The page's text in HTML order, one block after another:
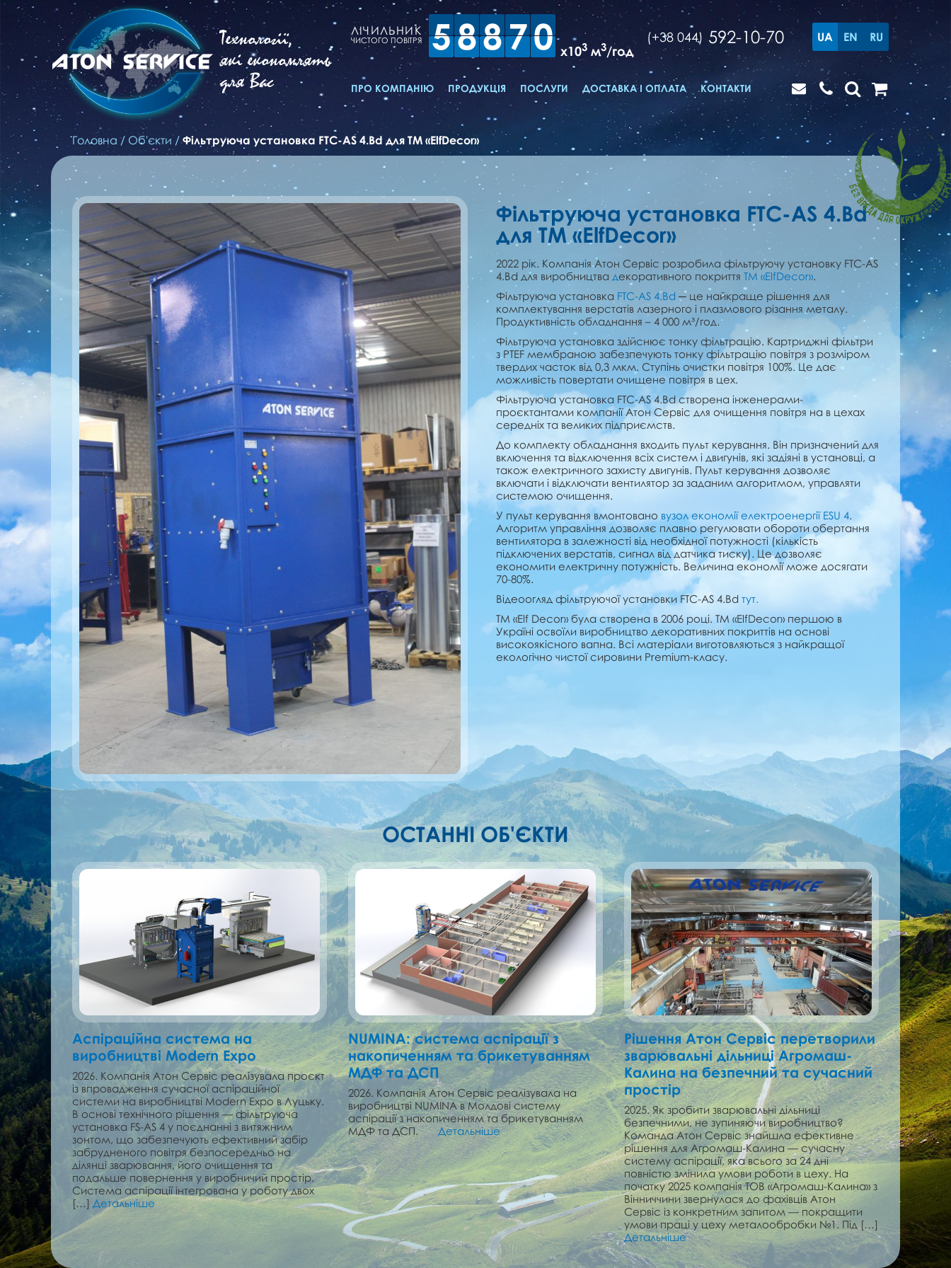
Технології,
які економлять
для Вас
ЛІЧИЛЬНИК
ЧИСТОГО ПОВІТРЯ 58870 x103 м3/год
(+38 044) 592-10-70 UA EN RU
ПРО КОМПАНІЮ ПРОДУКЦІЯ ПОСЛУГИ ДОСТАВКА І ОПЛАТА КОНТАКТИ
Головна / Об'єкти/Фільтруюча установка FТC-AS 4.Bd для ТМ «ElfDecor»
Фільтруюча установка FТC-AS 4.Bd
для ТМ «ElfDecor»
2022 рік. Компанія Атон Сервіс розробила фільтруючу установку FТC-AS
4.Bd для виробництва декоративного покриття ТМ «ElfDecor».
Фільтруюча установка FТC-AS 4.Bd ─ це найкраще рішення для
комплектування верстатів лазерного і плазмового різання металу.
Продуктивність обладнання – 4 000 м³/год.
Фільтруюча установка здійснює тонку фільтрацію. Картриджні фільтри
з PTEF мембраною забезпечують тонку фільтрацію повітря з розміром
твердих часток від 0,3 мкм. Ступінь очистки повітря 100%. Це дає
можливість повертати очищене повітря в цех.
Фільтруюча установка FТC-AS 4.Bd створена інженерами-
проєктантами компанії Атон Сервіс для очищення повітря на в цехах
середніх та великих підприємств.
До комплекту обладнання входить пульт керування. Він призначений для
включення та відключення всіх систем і двигунів, які задіяні в установці, а
також електричного захисту двигунів. Пульт керування дозволяє
включати і відключати вентилятор за заданим алгоритмом, управляти
системою очищення.
У пульт керування вмонтовано вузол економії електроенергії ESU 4.
Алгоритм управління дозволяє плавно регулювати обороти обертання
вентилятора в залежності від необхідної потужності (кількість
підключених верстатів, сигнал від датчика тиску). Це дозволяє
економити електричну потужність. Величина економії може досягати
70-80%.
Відеоогляд фільтруючої установки FTC-AS 4.Bd тут.
ТМ «Elf Decor» була створена в 2006 році. ТМ «ElfDecor» першою в
Україні освоїли виробництво декоративних покриттів на основі
високоякісного вапна. Всі матеріали виготовляються з найкращої
екологічно чистої сировини Premium-класу.
ОСТАННІ ОБ'ЄКТИ
Аспіраційна система на
виробництві Modern Expo
2026. Компанія Атон Сервіс реалізувала проєкт
із впровадження сучасної аспіраційної
системи на виробництві Modern Expo в Луцьку.
В основі технічного рішення — фільтруюча
установка FS-AS 4 у поєднанні з витяжним
зонтом, що забезпечують ефективний забір
забрудненого повітря безпосередньо на
ділянці зварювання, його очищення та
подальше повернення у виробничий простір.
Система аспірації інтегрована у роботу двох
[…] Детальніше
NUMINA: cистема аспірації з
накопиченням та брикетуванням
МДФ та ДСП
2026. Компанія Атон Сервіс реалізувала на
виробництві NUMINA в Молдові cистему
аспірації з накопиченням та брикетуванням
МДФ та ДСП.Детальніше
Рішення Атон Сервіс перетворили
зварювальні дільниці Агромаш-
Калина на безпечний та сучасний
простір
2025. Як зробити зварювальні дільниці
безпечними, не зупиняючи виробництво?
Команда Атон Сервіс знайшла ефективне
рішення для Агромаш-Калина — сучасну
систему аспірації, яка всього за 24 дні
повністю змінила умови роботи в цеху. На
початку 2025 компанія ТОВ «Агромаш-Калина» з
Вінниччини звернулася до фахівців Атон
Сервіс із конкретним запитом — покращити
умови праці у цеху металообробки №1. Під […]
Детальніше